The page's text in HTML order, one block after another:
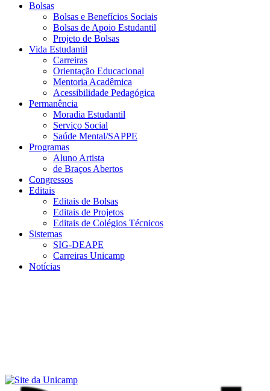
Bolsas
Bolsas e Benefícios Sociais
Bolsas de Apoio Estudantil
Projeto de Bolsas
Vida Estudantil
Carreiras
Orientação Educacional
Mentoria Acadêmica
Acessibilidade Pedagógica
Permanência
Moradia Estudantil
Serviço Social
Saúde Mental/SAPPE
Programas
Aluno Artista
de Braços Abertos
Congressos
Editais
Editais de Bolsas
Editais de Projetos
Editais de Colégios Técnicos
Sistemas
SIG-DEAPE
Carreiras Unicamp
Notícias